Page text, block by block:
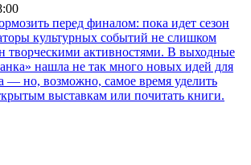
перед финалом: пока идет сезон
культурных событий не слишком
творческими активностями. В выходные
нашла не так много новых идей для
— но, возможно, самое время уделить
выставкам или почитать книги.